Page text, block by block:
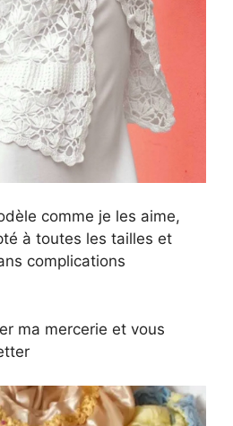
comme je les aime,
à toutes les tailles et
complications
ma mercerie et vous